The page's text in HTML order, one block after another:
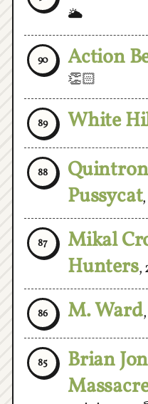
90 Action
👏🏻
89 White
88
Pussycat,
87
Mikal
Hunters,
86 M. Ward,
85
Brian
14 juin 2012